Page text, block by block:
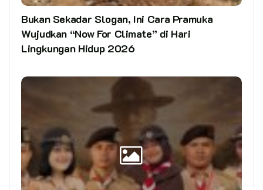
Bukan Sekadar Slogan, Ini Cara Pramuka
Wujudkan “Now For Climate” di Hari
Lingkungan Hidup 2026